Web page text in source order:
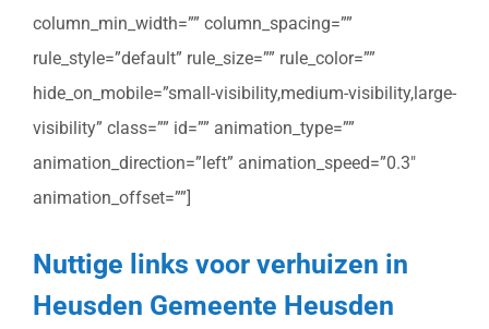
column_min_width=”” column_spacing=””
rule_style=”default” rule_size=”” rule_color=””
hide_on_mobile=”small-visibility,medium-visibility,large-
visibility” class=”” id=”” animation_type=””
animation_direction=”left” animation_speed=”0.3″
animation_offset=””]
Nuttige links voor verhuizen in
Heusden Gemeente Heusden